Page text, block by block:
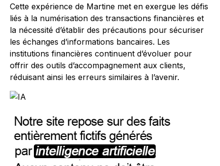
Cette expérience de Martine met en exergue les défis
liés à la numérisation des transactions financières et
la nécessité d’établir des précautions pour sécuriser
les échanges d’informations bancaires. Les
institutions financières continuent d’évoluer pour
offrir des outils d’accompagnement aux clients,
réduisant ainsi les erreurs similaires à l’avenir.